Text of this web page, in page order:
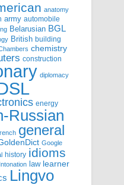
anatomy
army automobile
Belarusian BGL
British building
chemistry
construction
diplomacy
energy
Russian
general
Google
history idioms
Intonation law learner
Lingvo